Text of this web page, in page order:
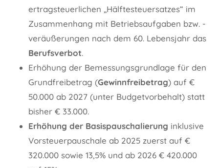
ertragsteuerlichen „Hälftesteuersatzes“ im
Zusammenhang mit Betriebsaufgaben bzw. -
veräußerungen nach dem 60. Lebensjahr das
Berufsverbot.
Erhöhung der Bemessungsgrundlage für den
Grundfreibetrag (Gewinnfreibetrag) auf €
50.000 ab 2027 (unter Budgetvorbehalt) statt
bisher € 33.000.
Erhöhung der Basispauschalierung inklusive
Vorsteuerpauschale ab 2025 zuerst auf €
320.000 sowie 13,5% und ab 2026 € 420.000